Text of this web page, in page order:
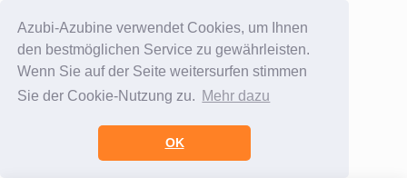
Azubi-Azubine verwendet Cookies, um Ihnen
den bestmöglichen Service zu gewährleisten.
Wenn Sie auf der Seite weitersurfen stimmen
Sie der Cookie-Nutzung zu. Mehr dazu
OK